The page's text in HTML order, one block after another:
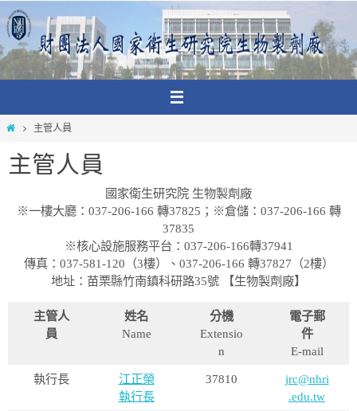
Skip
to
content
Home主管人員
主管人員
國家衛生研究院 生物製劑廠
※一樓大廳：037-206-166 轉37825；※倉儲：037-206-166 轉
37835
※核心設施服務平台：037-206-166轉37941
傳真：037-581-120（3樓）、037-206-166 轉37827（2樓）
地址：苗栗縣竹南鎮科研路35號 【生物製劑廠】
主管人
員
姓名
Name
分機
Extensio
n
電子郵
件
E-mail
執行長
江正榮
執行長
37810
jrc@nhri
.edu.tw